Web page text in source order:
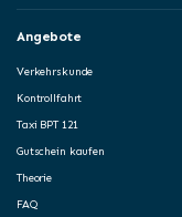
Angebote
Verkehrskunde
Kontrollfahrt
Taxi BPT 121
Gutschein kaufen
Theorie
FAQ